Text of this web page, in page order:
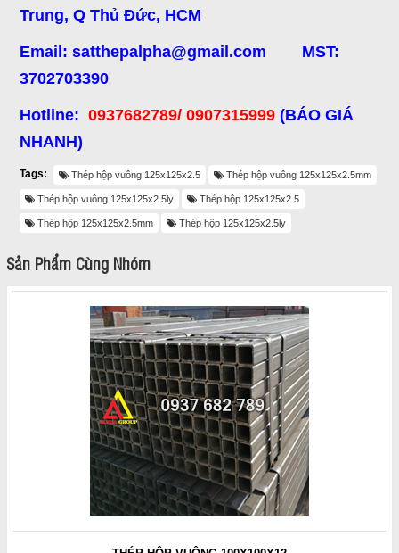
Trung, Q Thủ Đức, HCM
Email: satthepalpha@gmail.com MST:
3702703390
Hotline: 0937682789/ 0907315999 (BÁO GIÁ
NHANH)
Tags: Thép hộp vuông 125x125x2.5 Thép hộp vuông 125x125x2.5mm
Thép hộp vuông 125x125x2.5ly Thép hộp 125x125x2.5
Thép hộp 125x125x2.5mm Thép hộp 125x125x2.5ly
Sản Phẩm Cùng Nhóm